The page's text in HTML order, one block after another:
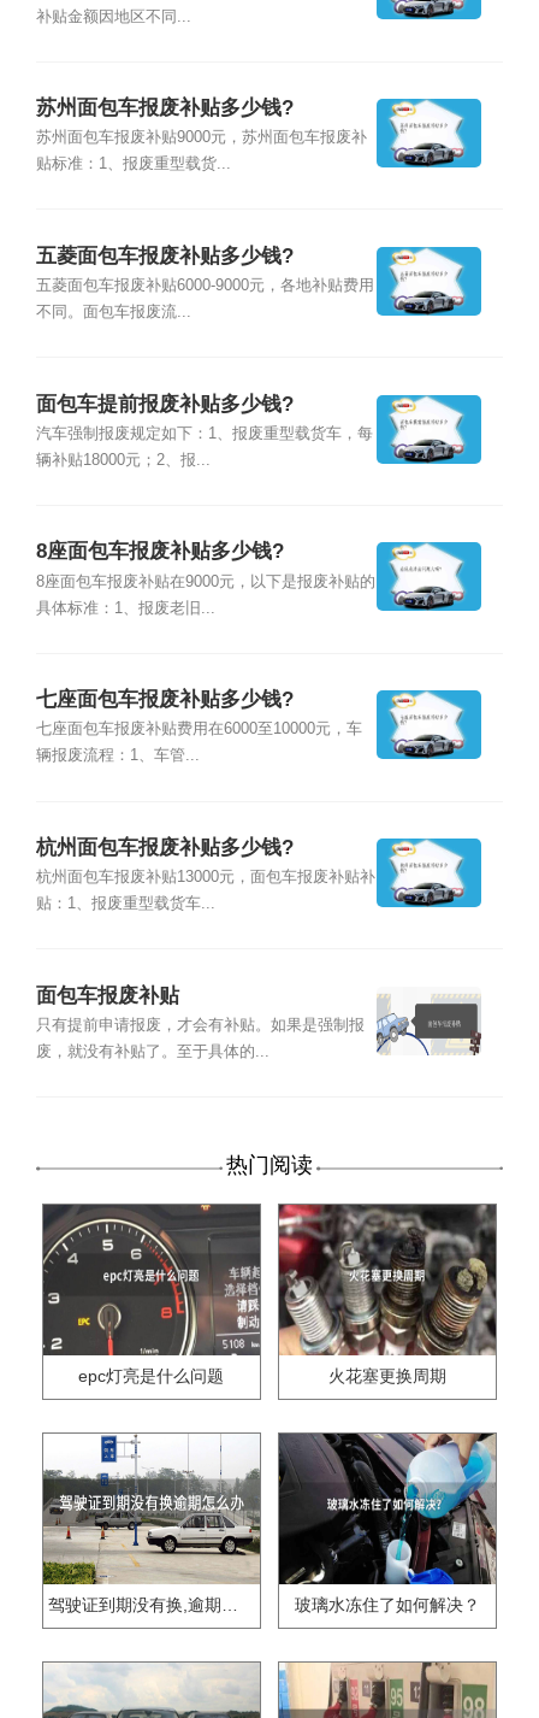
补贴金额因地区不同...
苏州面包车报废补贴多少钱?
苏州面包车报废补贴9000元，苏州面包车报废补
贴标准：1、报废重型载货...
五菱面包车报废补贴多少钱?
五菱面包车报废补贴6000-9000元，各地补贴费用
不同。面包车报废流...
面包车提前报废补贴多少钱?
汽车强制报废规定如下：1、报废重型载货车，每
辆补贴18000元；2、报...
8座面包车报废补贴多少钱?
8座面包车报废补贴在9000元，以下是报废补贴的
具体标准：1、报废老旧...
七座面包车报废补贴多少钱?
七座面包车报废补贴费用在6000至10000元，车
辆报废流程：1、车管...
杭州面包车报废补贴多少钱?
杭州面包车报废补贴13000元，面包车报废补贴补
贴：1、报废重型载货车...
面包车报废补贴
只有提前申请报废，才会有补贴。如果是强制报
废，就没有补贴了。至于具体的...
热门阅读
epc灯亮是什么问题 火花塞更换周期
驾驶证到期没有换,逾期怎么办?? 玻璃水冻住了如何解决？